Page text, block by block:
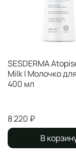
SESDERMA
Milk | Молочко
400 мл
8 220 ₽
В